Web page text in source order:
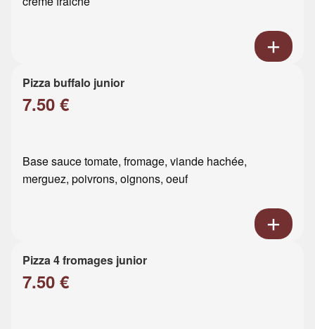
Pizza buffalo junior
7.50 €
Base sauce tomate, fromage, viande hachée,
merguez, poivrons, oignons, oeuf
Pizza 4 fromages junior
7.50 €